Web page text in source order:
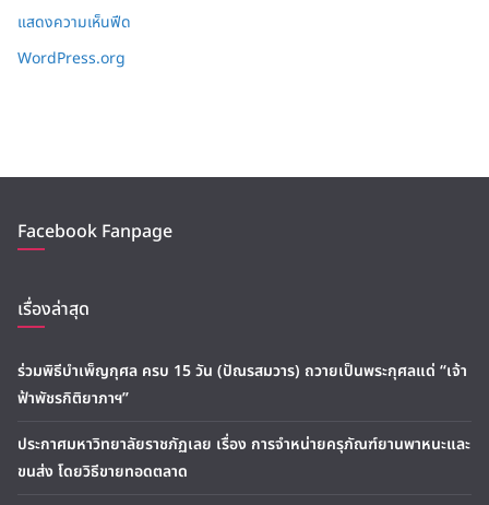
แสดงความเห็นฟีด
WordPress.org
Facebook Fanpage
เรื่องล่าสุด
ร่วมพิธีบำเพ็ญกุศล ครบ 15 วัน (ปัณรสมวาร) ถวายเป็นพระกุศลแด่ “เจ้า
ฟ้าพัชรกิติยาภาฯ”
ประกาศมหาวิทยาลัยราชภัฏเลย เรื่อง การจำหน่ายครุภัณฑ์ยานพาหนะและ
ขนส่ง โดยวิธีขายทอดตลาด